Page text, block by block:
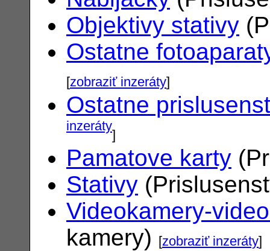
Objektivy stativy
Ostatne
[zobraziť inzeráty]
Ostatne
inzeráty]
Pamatove karty
Stativy
Videokamery-
kamery) [zobraziť inzeráty]